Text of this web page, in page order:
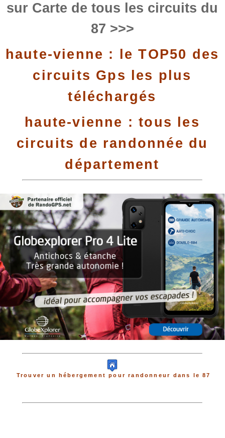
sur Carte de tous les circuits du
87 >>>
haute-vienne : le TOP50 des
circuits Gps les plus
téléchargés
haute-vienne : tous les
circuits de randonnée du
département
Trouver un hébergement pour randonneur dans le 87